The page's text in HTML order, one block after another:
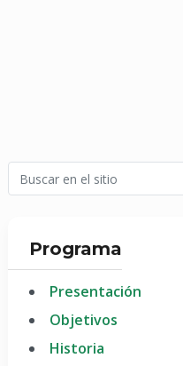
Programa
Presentación
Objetivos
Historia